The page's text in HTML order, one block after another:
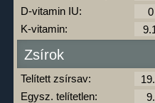
D-vitamin IU:
K-vitamin:
Zsírok
Telített zsírsav:
Egysz. telítetlen: